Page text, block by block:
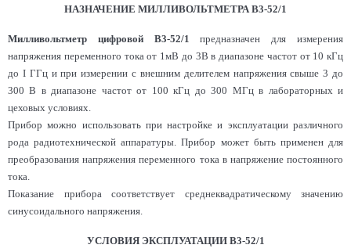
НАЗНАЧЕНИЕ МИЛЛИВОЛЬТМЕТРА В3-52/1
Милливольтметр цифровой B3-52/1 предназначен для измерения
напряжения переменного тока от 1мВ до 3В в диапазоне частот от 10 кГц
до I ГГц и при измерении с внешним делителем напряжения свыше 3 до
300 В в диапазоне частот от 100 кГц до 300 МГц в лабораторных и
цеховых условиях.
Прибор можно использовать при настройке и эксплуатации различного
рода радиотехнической аппаратуры. Прибор может быть применен для
преобразования напряжения переменного тока в напряжение постоянного
тока.
Показание прибора соответствует среднеквадратическому значению
синусоидального напряжения.
УСЛОВИЯ ЭКСПЛУАТАЦИИ В3-52/1